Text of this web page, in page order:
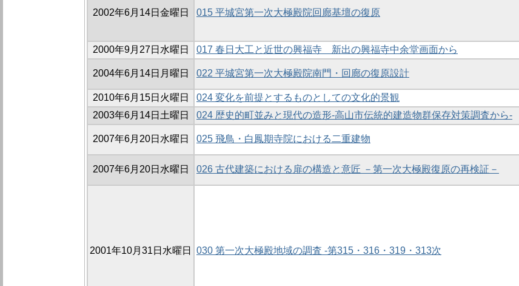
2002年6月14日金曜日 015 平城宮第一次大極殿院回廊基壇の復原
2000年9月27日水曜日
017 春日大工と近世の興福寺 新出の興福寺中余堂画面から
2004年6月14日月曜日 022 平城宮第一次大極殿院南門・回廊の復原設計
2010年6月15日火曜日
024 変化を前提とするものとしての文化的景観
2003年6月14日土曜日
024 歴史的町並みと現代の造形-高山市伝統的建造物群保存対策調査から-
2007年6月20日水曜日 025 飛鳥・白鳳期寺院における二重建物
2007年6月20日水曜日 026 古代建築における扉の構造と意匠 －第一次大極殿復原の再検証－
2001年10月31日水曜日 030 第一次大極殿地域の調査 -第315・316・319・313次